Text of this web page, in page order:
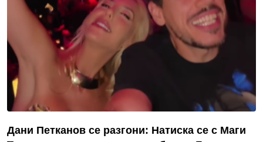
Дани Петканов се разгони: Натиска се с Маги